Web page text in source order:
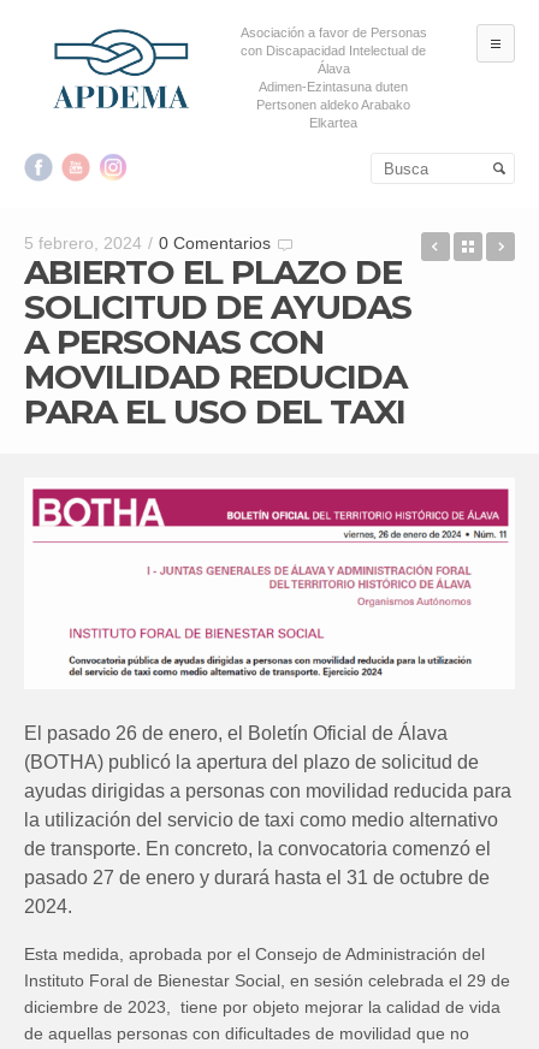
Asociación a favor de Personas
con Discapacidad Intelectual de
Álava
Adimen-Ezintasuna duten
Pertsonen aldeko Arabako
Elkartea
secundario
5 febrero, 2024 / 0 Comentarios
ABIERTO EL PLAZO DE
SOLICITUD DE AYUDAS
A PERSONAS CON
MOVILIDAD REDUCIDA
PARA EL USO DEL TAXI
Back
El pasado 26 de enero, el Boletín Oficial de Álava
(BOTHA) publicó la apertura del plazo de solicitud de
ayudas dirigidas a personas con movilidad reducida para
la utilización del servicio de taxi como medio alternativo
de transporte. En concreto, la convocatoria comenzó el
pasado 27 de enero y durará hasta el 31 de octubre de
2024.
Esta medida, aprobada por el Consejo de Administración del
Instituto Foral de Bienestar Social, en sesión celebrada el 29 de
diciembre de 2023, tiene por objeto mejorar la calidad de vida
de aquellas personas con dificultades de movilidad que no